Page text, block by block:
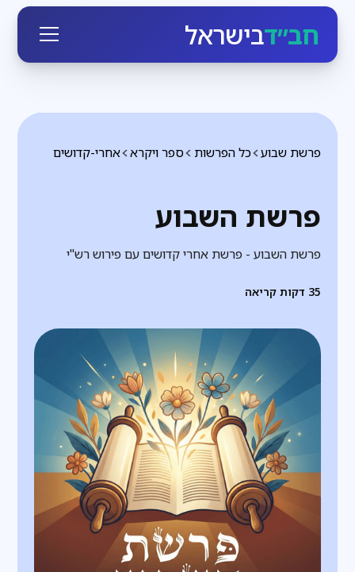
חב״דבישראל
אחרי-קדושים ספר ויקרא כל הפרשות פרשת שבוע
פרשת השבוע
פרשת השבוע - פרשת אחרי קדושים עם פירוש רש"י
35 דקות קריאה